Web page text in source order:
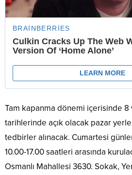
Tam kapanma dönemi içerisinde 8
tarihlerinde açık olacak pazar
tedbirler alınacak. Cumartesi
10.00-17.00 saatleri arasında
Osmanlı Mahallesi 3630. Sokak,